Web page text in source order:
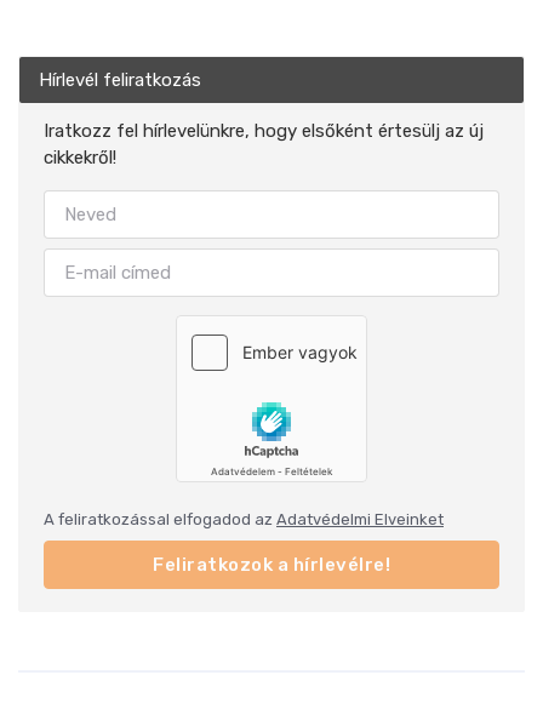
Hírlevél feliratkozás
Iratkozz fel hírlevelünkre, hogy elsőként értesülj az új
cikkekről!
A feliratkozással elfogadod az Adatvédelmi Elveinket
Feliratkozok a hírlevélre!